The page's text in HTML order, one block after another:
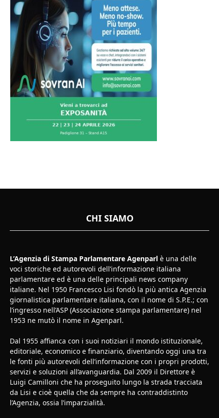
CHI SIAMO
L’Agenzia di Stampa Parlamentare Agenparl è una delle
voci storiche ed autorevoli dell’informazione italiana
parlamentare ed è una delle principali news company
italiane. Nel 1950 Francesco Lisi fondò la più antica Agenzia
giornalistica parlamentare italiana, con il nome di S.P.E.; con
l’ingresso nell’ASP (Associazione stampa parlamentare) nel
1953 ne mutò il nome in Agenparl.
Dal 1955 affianca con i suoi notiziari il mondo istituzionale,
editoriale, economico e finanziario, diventando oggi una tra
le fonti più autorevoli dell’informazione con i propri prodotti,
servizi e soluzioni all’avanguardia. Dal 2009 il Direttore è
Luigi Camilloni che ha proseguito lungo la strada tracciata
da Lisi e cioè quella che da sempre ha contraddistinto
l’Agenzia, ossia l’imparzialità.